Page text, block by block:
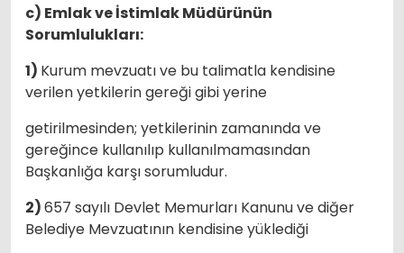
c) Emlak ve İstimlak Müdürünün
Sorumlulukları:
1) Kurum mevzuatı ve bu talimatla kendisine
verilen yetkilerin gereği gibi yerine
getirilmesinden; yetkilerinin zamanında ve
gereğince kullanılıp kullanılmamasından
Başkanlığa karşı sorumludur.
2)657 sayılı Devlet Memurları Kanunu ve diğer
Belediye Mevzuatının kendisine yüklediği